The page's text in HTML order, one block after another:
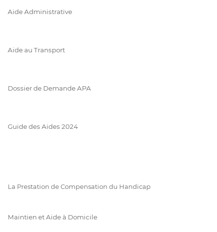
Aide Administrative
Aide au Transport
Dossier de Demande APA
Guide des Aides 2024
La Prestation de Compensation du Handicap
Maintien et Aide à Domicile